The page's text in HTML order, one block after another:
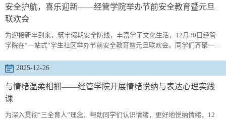
设、活动组织、日常管理与服务引领等方面进行阶段性总结，充分肯定了
各学生...
安全护航，喜乐迎新——经管学院举办节前安全教育暨元旦
联欢会
为迎接新年到来，筑牢假期安全防线，丰富学子文化生活，12月30日经管
学院在“一站式”学生社区举办节前安全教育暨元旦联欢会。同学们齐聚一
场，助管李欣茹聚焦节前安全重点，为同学们细致讲解假期出行交通安
全、在校用电安全、财产安全及网络诈骗防范等关键内容，叮嘱大家时刻
绷紧安全弦，提高安全防范意识，切实做好自身防护，平安祥和度过元旦
假期，为本次联...
2025-12-26
与情绪温柔相拥——经管学院开展情绪悦纳与表达心理实践
课
为深入贯彻“三全育人”理念，帮助同学们认识情绪，更好地悦纳情绪，12